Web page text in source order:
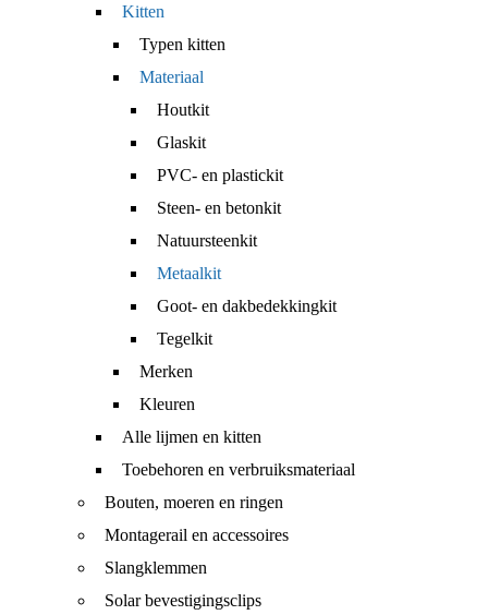
Kitten
Typen kitten
Materiaal
Houtkit
Glaskit
PVC- en plastickit
Steen- en betonkit
Natuursteenkit
Metaalkit
Goot- en dakbedekkingkit
Tegelkit
Merken
Kleuren
Alle lijmen en kitten
Toebehoren en verbruiksmateriaal
Bouten, moeren en ringen
Montagerail en accessoires
Slangklemmen
Solar bevestigingsclips